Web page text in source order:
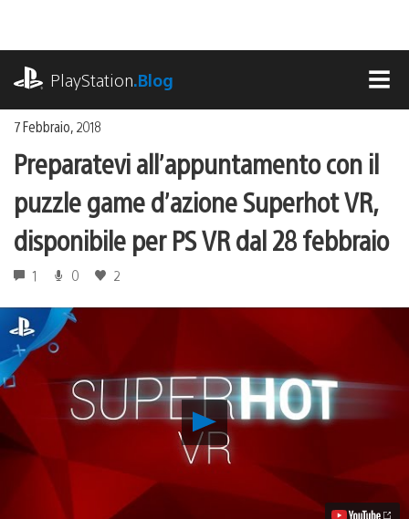
contenuto
PlayStation.Blog
7 Febbraio, 2018
Preparatevi all’appuntamento con il
puzzle game d’azione Superhot VR,
disponibile per PS VR dal 28 febbraio
1 0 2
Riproduci
video
Preparatevi
all’appuntamento